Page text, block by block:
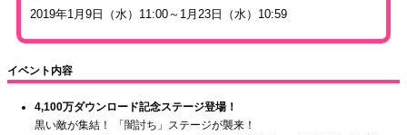
2019年1月9日（水）11:00～1月23日（水）10:59
イベント内容
4,100万ダウンロード記念ステージ登場！
黒い敵が集結！ 「闇討ち」ステージが襲来！